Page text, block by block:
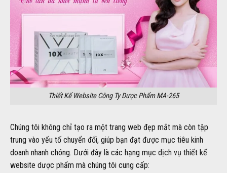
Thiết Kế Website Công Ty Dược Phẩm MA-265
Chúng tôi không chỉ tạo ra một trang web đẹp mắt mà còn tập
trung vào yếu tố chuyển đổi, giúp bạn đạt được mục tiêu kinh
doanh nhanh chóng. Dưới đây là các hạng mục dịch vụ thiết kế
website dược phẩm mà chúng tôi cung cấp: